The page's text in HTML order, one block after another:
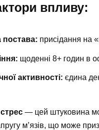
впливу:
постава: присідання на
щоденні 8+ годин в
активності: єдина
стрес — цей штуковина
м’язів, що може